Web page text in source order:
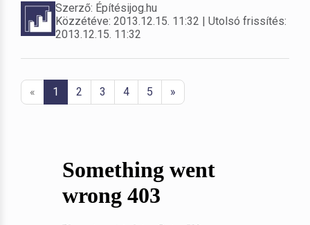
Szerző: Építésijog.hu
Közzétéve: 2013.12.15. 11:32 | Utolsó frissítés:
2013.12.15. 11:32
« 1 2 3 4 5 »